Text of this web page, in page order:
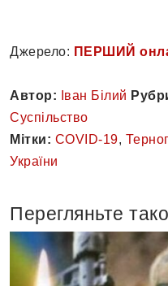
Джерело: ПЕРШИЙ
Автор: Іван Білий
Суспільство
Мітки: COVID-19,
України
Перегляньте